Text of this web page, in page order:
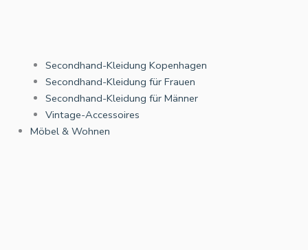
Secondhand-Kleidung Kopenhagen
Secondhand-Kleidung für Frauen
Secondhand-Kleidung für Männer
Vintage-Accessoires
Möbel & Wohnen